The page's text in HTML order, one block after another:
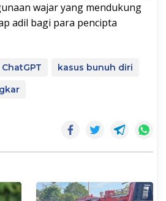
wajar yang mendukung
adil bagi para pencipta
ChatGPT
kasus bunuh diri